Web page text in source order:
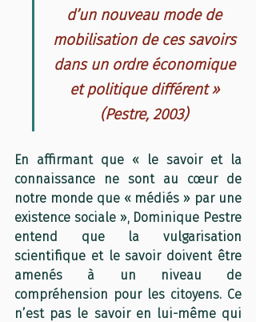
d’un nouveau mode de
mobilisation de ces savoirs
dans un ordre économique
et politique différent »
(Pestre, 2003)
En affirmant que « le savoir et la
connaissance ne sont au cœur de
notre monde que « médiés » par une
existence sociale », Dominique Pestre
entend que la vulgarisation
scientifique et le savoir doivent être
amenés à un niveau de
compréhension pour les citoyens. Ce
n’est pas le savoir en lui-même qui